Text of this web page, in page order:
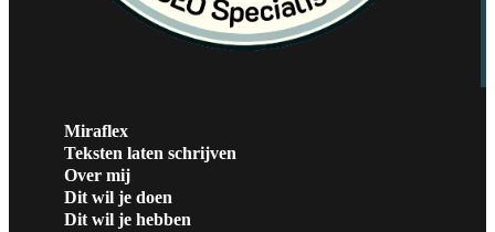
Miraflex
Teksten laten schrijven
Over mij
Dit wil je doen
Dit wil je hebben